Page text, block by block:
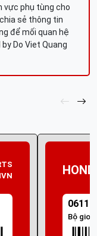
vực phụ tùng cho
sẻ thông tin
để mối quan hệ
Do Viet Quang
Bộ